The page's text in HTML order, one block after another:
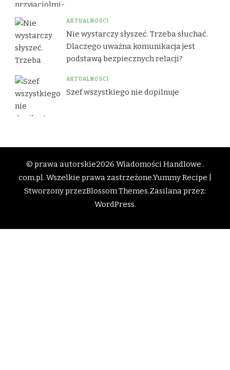
AKTUALNOŚCI
Nie wystarczy słyszeć. Trzeba słuchać.
Dlaczego uważna komunikacja jest
podstawą bezpiecznych relacji?
AKTUALNOŚCI
Szef wszystkiego nie dopilnuje
© prawa autorskie2026 Wiadomości Handlowe .
com.pl. Wszelkie prawa zastrzeżone.Yummy Recipe |
Stworzony przezBlossom Themes.Zasilana przez:
WordPress.